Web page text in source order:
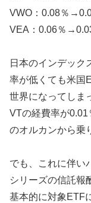
VWO：0.08％
VEA：0.06％
日本のインデック
率が低くても米国
世界になってしま
VTの経費率が0.01
のオルカンから乗
でも、これに伴い
シリーズの信託報
基本的に対象ETF